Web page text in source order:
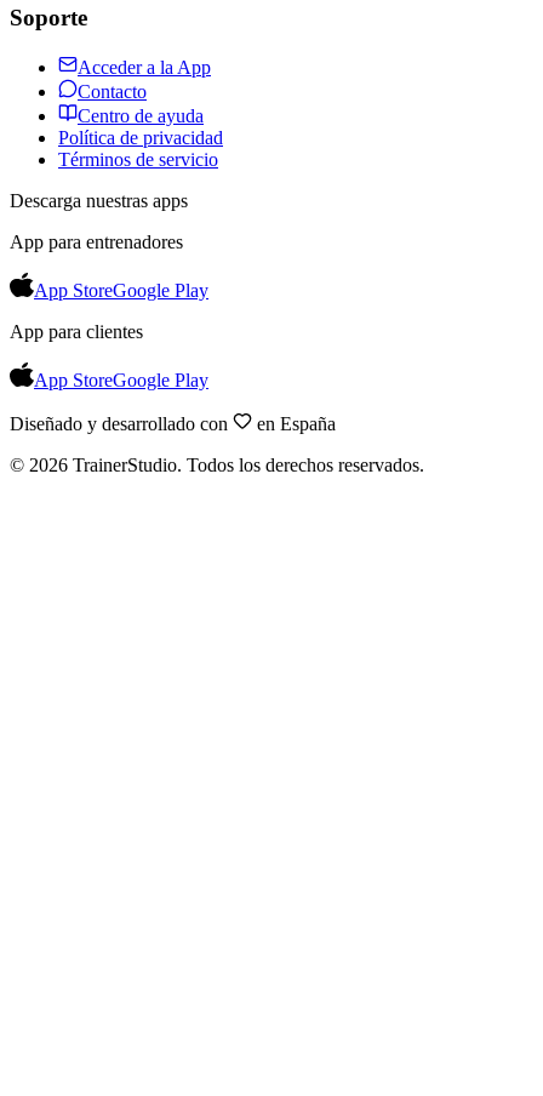
Soporte
Acceder a la App
Contacto
Centro de ayuda
Política de privacidad
Términos de servicio
Descarga nuestras apps
App para entrenadores
App StoreGoogle Play
App para clientes
App StoreGoogle Play
Diseñado y desarrollado con
en España
© 2026 TrainerStudio. Todos los derechos reservados.